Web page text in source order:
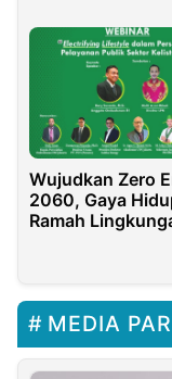
Wujudkan Zero
2060, Gaya
Ramah
MEDIA